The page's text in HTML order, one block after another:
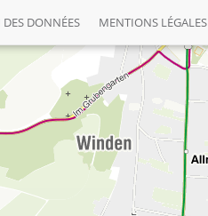
DONNÉES MENTIONS LÉGALES